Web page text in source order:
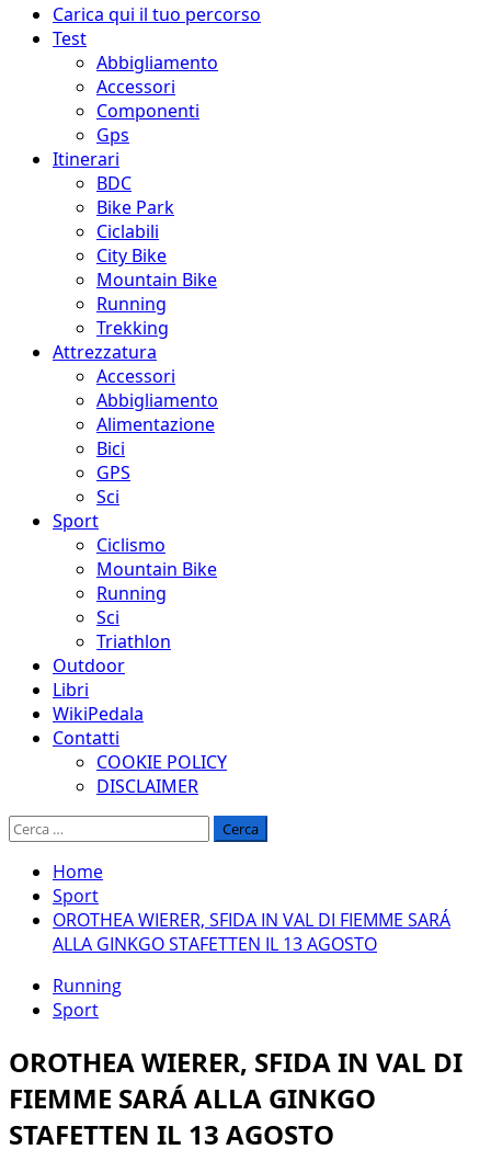
Menu
principale
Carica qui il tuo percorso
Test
Abbigliamento
Accessori
Componenti
Gps
Itinerari
BDC
Bike Park
Ciclabili
City Bike
Mountain Bike
Running
Trekking
Attrezzatura
Accessori
Abbigliamento
Alimentazione
Bici
GPS
Sci
Sport
Ciclismo
Mountain Bike
Running
Sci
Triathlon
Outdoor
Libri
WikiPedala
Contatti
COOKIE POLICY
DISCLAIMER
Ricerca
Home
Sport
OROTHEA WIERER, SFIDA IN VAL DI FIEMME SARÁ
ALLA GINKGO STAFETTEN IL 13 AGOSTO
Running
Sport
OROTHEA WIERER, SFIDA IN VAL DI
FIEMME SARÁ ALLA GINKGO
STAFETTEN IL 13 AGOSTO